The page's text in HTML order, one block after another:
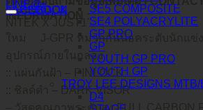
SE5 COMPOSITE
SE4 POLYACRYLITE
GP PRO
GP
YOUTH GP PRO
YOUTH GP
TROY LEE DESIGNS MTB/
D4
INFORMATION :
LINE@
FACEBOOK
คำอธิบาย
J-GPR หมวกกันน็อคระดับนักแข่ง
อุปกรณ์ภายในกล่อง
:: แผ่นกันฝ้า – PINLOCK
:: ชิลด์ดำ – DARK VISOR